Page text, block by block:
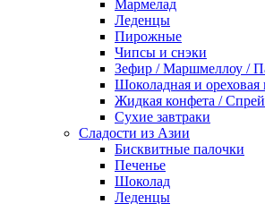
Мармелад
Леденцы
Пирожные
Чипсы и снэки
Зефир / Маршмеллоу /
Шоколадная и ореховая
Жидкая конфета /
Сухие завтраки
Сладости из Азии
Бисквитные палочки
Печенье
Шоколад
Леденцы